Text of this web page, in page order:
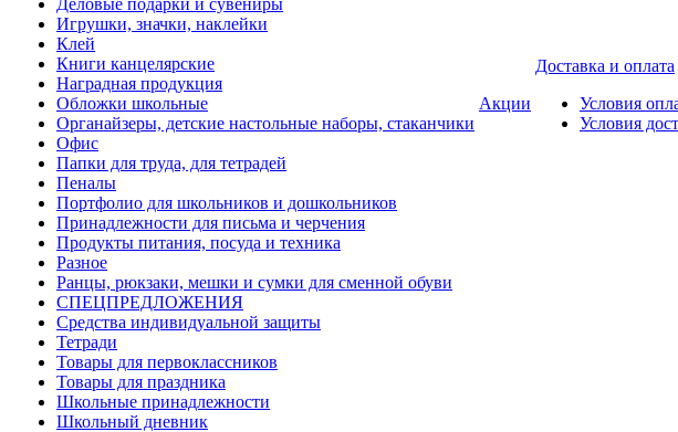
Игрушки, значки, наклейки
Клей
Книги канцелярские
Наградная продукция
Обложки школьные
Органайзеры, детские настольные наборы, стаканчики
Офис
Папки для труда, для тетрадей
Пеналы
Портфолио для школьников и дошкольников
Принадлежности для письма и черчения
Продукты питания, посуда и техника
Разное
Ранцы, рюкзаки, мешки и сумки для сменной обуви
СПЕЦПРЕДЛОЖЕНИЯ
Средства индивидуальной защиты
Тетради
Товары для первоклассников
Товары для праздника
Школьные принадлежности
Школьный дневник
Акции
Доставка и оплата
Условия
Условия